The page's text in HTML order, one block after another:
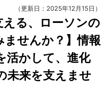
（更新日：2025年12月15日）
える、ローソンの
せんか？】情報
活かして、進化
未来を支えませ